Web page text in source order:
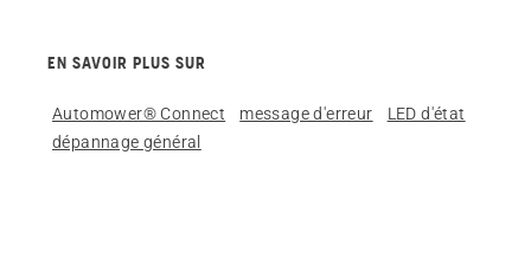
EN SAVOIR PLUS SUR
Automower® Connect message d'erreur
LED d'état
dépannage général